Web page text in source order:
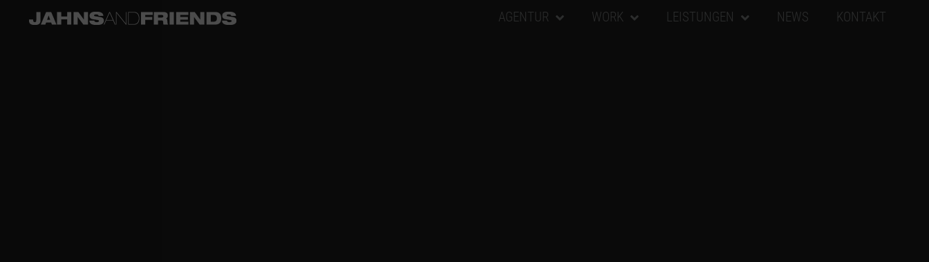
AGENTUR WORK LEISTUNGEN NEWS KONTAKT